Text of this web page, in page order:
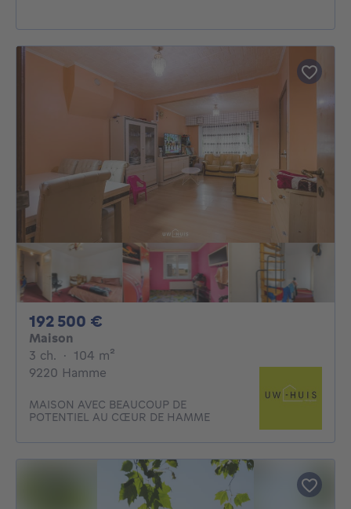
192 500 €
Maison
3 ch. 3 chambres
· 104 m²
9220 Hamme
MAISON AVEC BEAUCOUP DE
POTENTIEL AU CŒUR DE HAMME